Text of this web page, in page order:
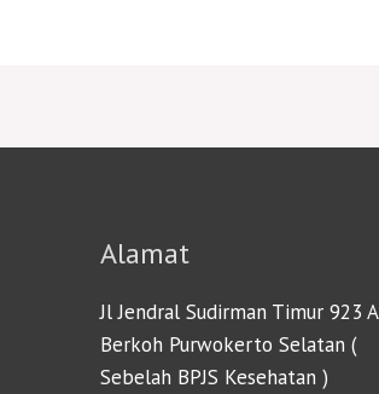
Alamat
Jl Jendral Sudirman Timur 923 A
Berkoh Purwokerto Selatan (
Sebelah BPJS Kesehatan )